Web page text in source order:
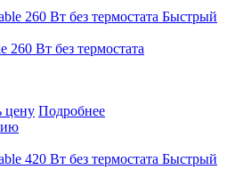
Быстрый
Вт без термостата
цену Подробнее
Быстрый